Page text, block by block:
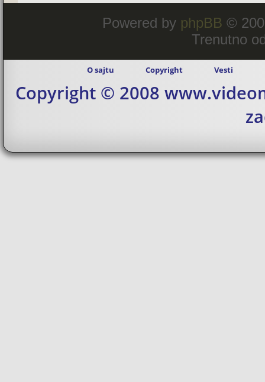
Powered by phpBB ©
Trenutno
O sajtu Copyright Vesti
Copyright © 2008